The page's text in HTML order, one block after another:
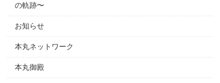
の軌跡〜
お知らせ
本丸ネットワーク
本丸御殿